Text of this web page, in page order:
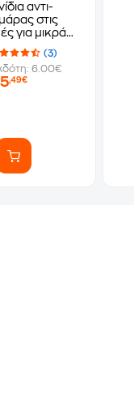
αντι-
στις
για μικρά
από 5 ετών
(3)
6.00€
5,49€